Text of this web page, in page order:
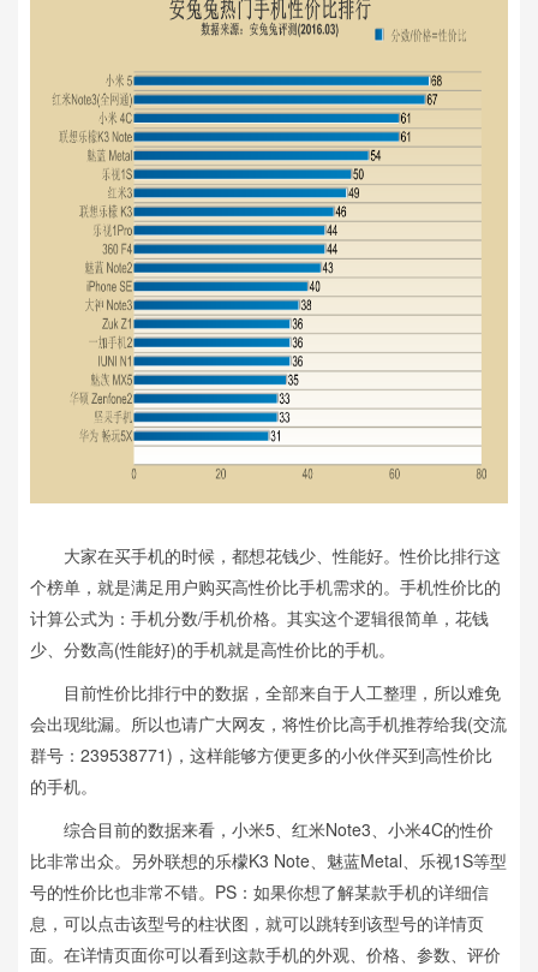
大家在买手机的时候，都想花钱少、性能好。性价比排行这
个榜单，就是满足用户购买高性价比手机需求的。手机性价比的
计算公式为：手机分数/手机价格。其实这个逻辑很简单，花钱
少、分数高(性能好)的手机就是高性价比的手机。
目前性价比排行中的数据，全部来自于人工整理，所以难免
会出现纰漏。所以也请广大网友，将性价比高手机推荐给我(交流
群号：239538771)，这样能够方便更多的小伙伴买到高性价比
的手机。
综合目前的数据来看，小米5、红米Note3、小米4C的性价
比非常出众。另外联想的乐檬K3 Note、魅蓝Metal、乐视1S等型
号的性价比也非常不错。PS：如果你想了解某款手机的详细信
息，可以点击该型号的柱状图，就可以跳转到该型号的详情页
面。在详情页面你可以看到这款手机的外观、价格、参数、评价